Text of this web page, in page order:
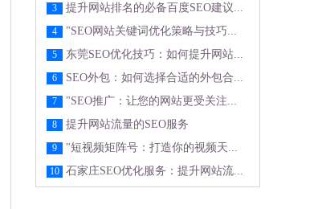
3 提升网站排名的必备百度SEO建议...
4 "SEO网站关键词优化策略与技巧...
5 东莞SEO优化技巧：如何提升网站...
6 SEO外包：如何选择合适的外包合...
7 "SEO推广：让您的网站更受关注...
8 提升网站流量的SEO服务
9 "短视频矩阵号：打造你的视频天...
10 石家庄SEO优化服务：提升网站流...